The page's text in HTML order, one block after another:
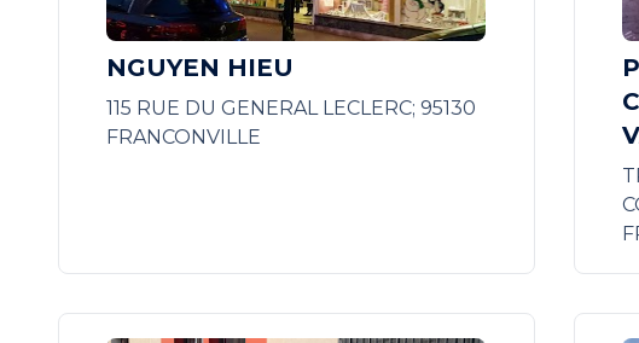
NGUYEN HIEU
115 RUE DU GENERAL LECLERC; 95130
FRANCONVILLE